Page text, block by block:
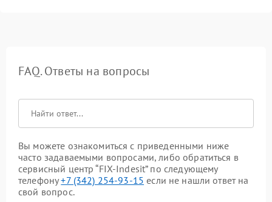
FAQ. Ответы на вопросы
Вы можете ознакомиться с приведенными ниже
часто задаваемыми вопросами, либо обратиться в
сервисный центр “FIX-Indesit” по следующему
телефону+7 (342) 254-93-15 если не нашли ответ на
свой вопрос.